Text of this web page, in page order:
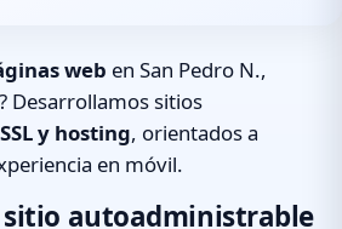
web en San Pedro N.,
Desarrollamos sitios
SSL y hosting, orientados a
en móvil.
autoadministrable